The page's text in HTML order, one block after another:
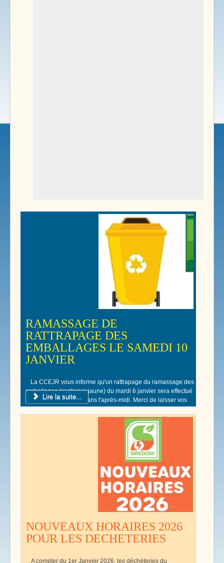
RAMASSAGE DE
RATTRAPAGE DES
EMBALLAGES LE SAMEDI 10
JANVIER
La CCEJR vous informe qu'un rattrapage du ramassage des
emballages (container jaune) du mardi 6 janvier sera effectué
le samedi 10 Janvier dans l'après-midi. Merci de laisser vos
poubelles jaunes devant votre domicile.
Lire la suite...
NOUVEAUX HORAIRES 2026
POUR LES DECHETERIES
A compter du 1er Janvier 2026, les déchèteries du